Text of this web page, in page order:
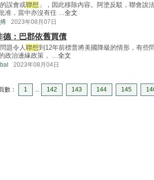
誤會或聯想 」，因此移除內容。阿塗反駁，聯會說
准，當中亦沒有任 ... 全文
2023年08月07日
德：巴郡依舊買債
題令人 聯想到12年前標普將美國降級的情形，有些
政治邊緣政策， ... 全文
2023年08月04日
數： 1 ... 142 143 144 145